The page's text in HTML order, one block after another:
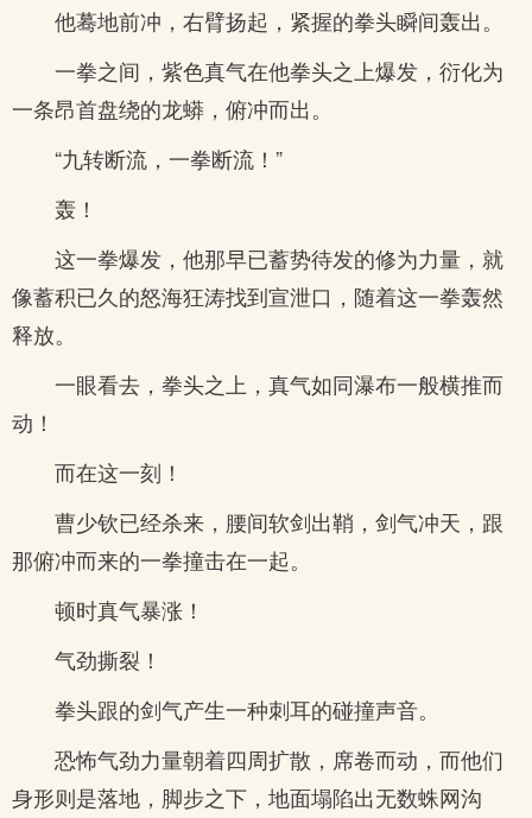
他蓦地前冲，右臂扬起，紧握的拳头瞬间轰出。
一拳之间，紫色真气在他拳头之上爆发，衍化为
一条昂首盘绕的龙蟒，俯冲而出。
“九转断流，一拳断流！”
轰！
这一拳爆发，他那早已蓄势待发的修为力量，就
像蓄积已久的怒海狂涛找到宣泄口，随着这一拳轰然
释放。
一眼看去，拳头之上，真气如同瀑布一般横推而
动！
而在这一刻！
曹少钦已经杀来，腰间软剑出鞘，剑气冲天，跟
那俯冲而来的一拳撞击在一起。
顿时真气暴涨！
气劲撕裂！
拳头跟的剑气产生一种刺耳的碰撞声音。
恐怖气劲力量朝着四周扩散，席卷而动，而他们
身形则是落地，脚步之下，地面塌陷出无数蛛网沟